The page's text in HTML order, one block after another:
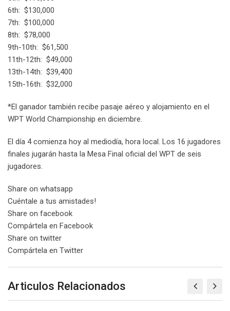
6th: $130,000
7th: $100,000
8th: $78,000
9th-10th: $61,500
11th-12th: $49,000
13th-14th: $39,400
15th-16th: $32,000
*El ganador también recibe pasaje aéreo y alojamiento en el
WPT World Championship en diciembre.
El día 4 comienza hoy al mediodía, hora local. Los 16 jugadores
finales jugarán hasta la Mesa Final oficial del WPT de seis
jugadores.
Share on whatsapp
Cuéntale a tus amistades!
Share on facebook
Compártela en Facebook
Share on twitter
Compártela en Twitter
Articulos Relacionados